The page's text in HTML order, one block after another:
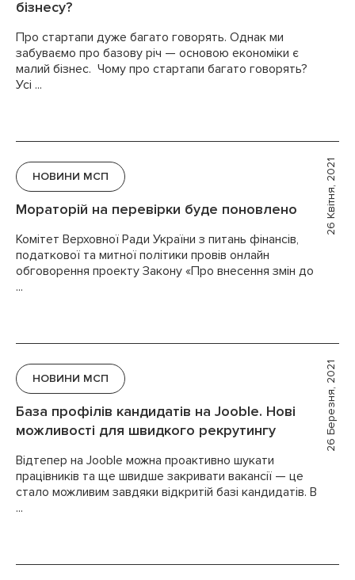
бізнесу?
Про стартапи дуже багато говорять. Однак ми
забуваємо про базову річ — основою економіки є
малий бізнес. Чому про стартапи багато говорять?
Усі ...
26 Квітня, 2021
НОВИНИ МСП
Мораторій на перевірки буде поновлено
Комітет Верховної Ради України з питань фінансів,
податкової та митної політики провів онлайн
обговорення проекту Закону «Про внесення змін до
...
26 Березня, 2021
НОВИНИ МСП
База профілів кандидатів на Jooble. Нові
можливості для швидкого рекрутингу
Відтепер на Jooble можна проактивно шукати
працівників та ще швидше закривати вакансії — це
стало можливим завдяки відкритій базі кандидатів. В
...